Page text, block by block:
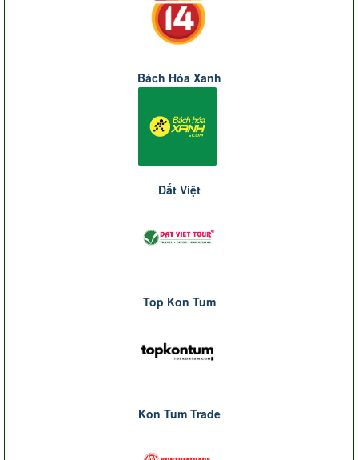
Bách Hóa Xanh
Đất Việt
Top Kon Tum
Kon Tum Trade